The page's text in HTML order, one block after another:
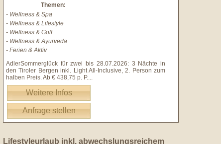
Themen:
- Wellness & Spa
- Wellness & Lifestyle
- Wellness & Golf
- Wellness & Ayurveda
- Ferien & Aktiv
AdlerSommerglück für zwei bis 28.07.2026: 3 Nächte in
den Tiroler Bergen inkl. Light All-Inclusive, 2. Person zum
halben Preis. Ab € 438,75 p. P....
Weitere Infos
Anfrage stellen
Lifestyleurlaub inkl. abwechslungsreichem